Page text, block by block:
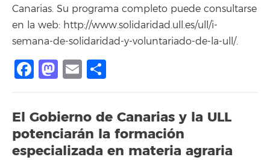
Canarias. Su programa completo puede consultarse
en la web: http://www.solidaridad.ull.es/ull/i-
semana-de-solidaridad-y-voluntariado-de-la-ull/.
Facebook
Mastodon
Email
El Gobierno de Canarias y la ULL
potenciarán la formación
especializada en materia agraria